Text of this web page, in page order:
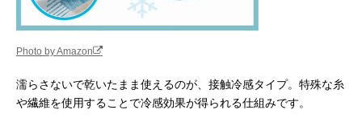
ー 保冷剤ポケット
付き 32JY0131
Amazonで見る
Amazonで見る
花王 ビオレ 冷タ
オル 無香性 5本入
ベタ付きが気にな
るときはボディー
46×20cm
Photo by Amazon
濡らさないで乾いたまま使えるのが、接触冷感タイプ。特殊な糸
や繊維を使用することで冷感効果が得られる仕組みです。